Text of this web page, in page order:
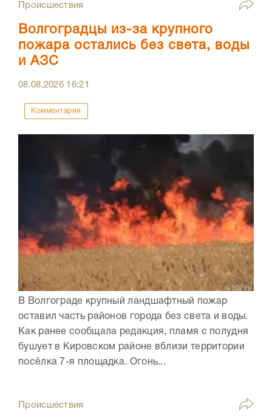
Происшествия
Волгоградцы из-за крупного
пожара остались без света, воды
и АЗС
08.08.2026 16:21
Комментарии
В Волгограде крупный ландшафтный пожар
оставил часть районов города без света и воды.
Как ранее сообщала редакция, пламя с полудня
бушует в Кировском районе вблизи территории
посёлка 7-я площадка. Огонь...
Происшествия